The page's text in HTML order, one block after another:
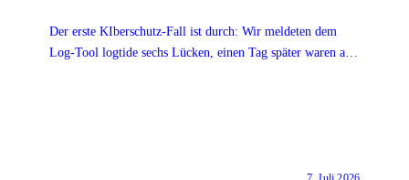
Der erste KIberschutz-Fall ist durch: Wir meldeten dem
Log-Tool logtide sechs Lücken, einen Tag später waren alle